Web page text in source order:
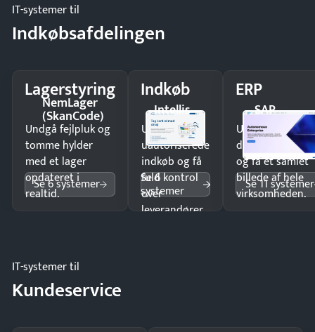
IT-systemer til
Indkøbsafdelingen
Lagerstyring
NemLager
(SkanCode)
Undgå fejlpluk og
tomme hylder
med et lager
opdateret i
realtid.
Se 6 systemer
Indkøb
Intellis
Undgå
uautoriserede
indkøb og få
fuld kontrol
over
leverandører
Se 6
systemer
ERP
SAP
Undgå
og få ét samlet
billede af hele
virksomheden.
Se 11 systemer
IT-systemer til
Kundeservice